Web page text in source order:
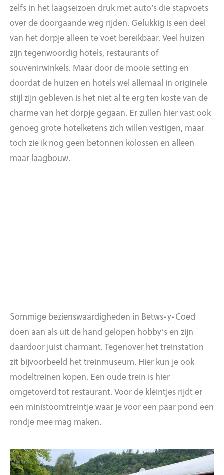
zelfs in het laagseizoen druk met auto’s die stapvoets
over de doorgaande weg rijden. Gelukkig is een deel
van het dorpje alleen te voet bereikbaar. Veel huizen
zijn tegenwoordig hotels, restaurants of
souvenirwinkels. Maar door de mooie setting en
doordat de huizen en hotels wel allemaal in originele
stijl zijn gebleven is het niet al te erg ten koste van de
charme van het dorpje gegaan. Er zullen hier vast ook
genoeg grote hotelketens zich willen vestigen, maar
toch zie ik nog geen betonnen kolossen en alleen
maar laagbouw.
Sommige bezienswaardigheden in Betws-y-Coed
doen aan als uit de hand gelopen hobby’s en zijn
daardoor juist charmant. Tegenover het treinstation
zit bijvoorbeeld het treinmuseum. Hier kun je ook
modeltreinen kopen. Een oude trein is hier
omgetoverd tot restaurant. Voor de kleintjes rijdt er
een ministoomtreintje waar je voor een paar pond een
rondje mee mag maken.